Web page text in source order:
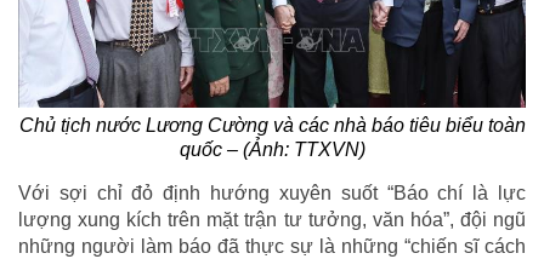
Chủ tịch nước Lương Cường và các nhà báo tiêu biểu toàn
quốc – (Ảnh: TTXVN)
Với sợi chỉ đỏ định hướng xuyên suốt “Báo chí là lực
lượng xung kích trên mặt trận tư tưởng, văn hóa”, đội ngũ
những người làm báo đã thực sự là những “chiến sĩ cách